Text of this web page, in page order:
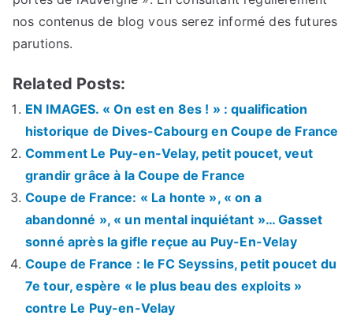
nos contenus de blog vous serez informé des futures
parutions.
Related Posts:
EN IMAGES. « On est en 8es ! » : qualification
historique de Dives-Cabourg en Coupe de France
Comment Le Puy-en-Velay, petit poucet, veut
grandir grâce à la Coupe de France
Coupe de France: « La honte », « on a
abandonné », « un mental inquiétant »… Gasset
sonné après la gifle reçue au Puy-En-Velay
Coupe de France : le FC Seyssins, petit poucet du
7e tour, espère « le plus beau des exploits »
contre Le Puy-en-Velay